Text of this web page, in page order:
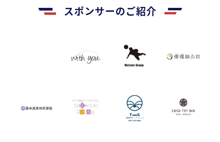
スポンサーのご紹介